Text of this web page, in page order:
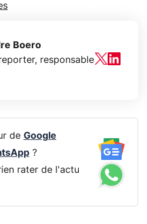
Boero
responsable
de Google
?
rater de l'actu